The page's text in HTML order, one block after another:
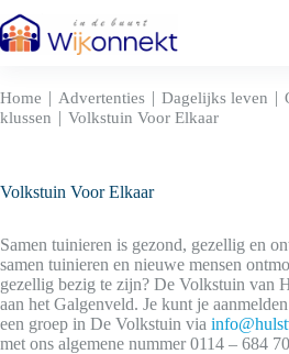
naar
de
Home | Advertenties | Dagelijks leven |
klussen | Volkstuin Voor Elkaar
Volkstuin Voor Elkaar
Samen tuinieren is gezond, gezellig en
samen tuinieren en nieuwe mensen
gezellig bezig te zijn? De Volkstuin van
aan het Galgenveld. Je kunt je
een groep in De Volkstuin via
met ons algemene nummer 0114 – 684